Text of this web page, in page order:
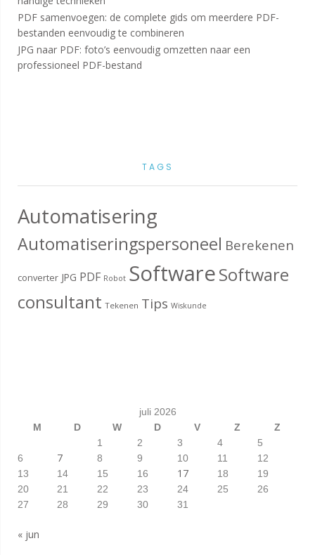
PDF samenvoegen: de complete gids om meerdere PDF-
bestanden eenvoudig te combineren
JPG naar PDF: foto’s eenvoudig omzetten naar een
professioneel PDF-bestand
TAGS
Automatisering
Automatiseringspersoneel Berekenen
converter JPG PDF Robot SoftwareSoftware
consultant Tekenen Tips Wiskunde
juli 2026
M
D W D V Z
Z
1
2 3 4
5
6
7 8 9 10 11
12
13
14 15 16 17 18
19
20
21 22 23 24 25
26
27
28 29 30 31
« jun